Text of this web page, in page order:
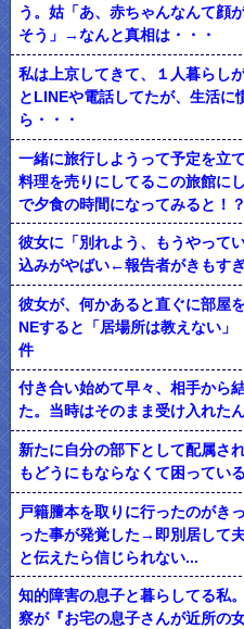
う。姑「あ、赤ちゃんなんて顔
そう」→なんと真相は・・・
私は上京してきて、１人暮らし
とLINEや電話してたが、生活に
ら・・・
一緒に旅行しようって予定を立
料理を売りにしてるこの旅館に
で夕食の時間になってみると！？
彼女に「別れよう、もうやって
込みがやばい←報告者がきもす
彼女が、何かあると直ぐに部屋
NEすると「居場所は教えない
件
付き合い始めて早々、相手から
た。当時はそのまま受け入れた
新たに自分の部下として配属さ
もどうにもならなくて困っている
戸籍謄本を取りに行ったのがき
った事が発覚した→即別居して
と伝えたら信じられない...
知的障害の息子と暮らしてる私
察が『お宅の息子さんが近所の